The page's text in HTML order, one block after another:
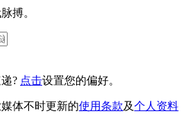
搏。
? 点击设置您的偏好。
体不时更新的使用条款及个人资料